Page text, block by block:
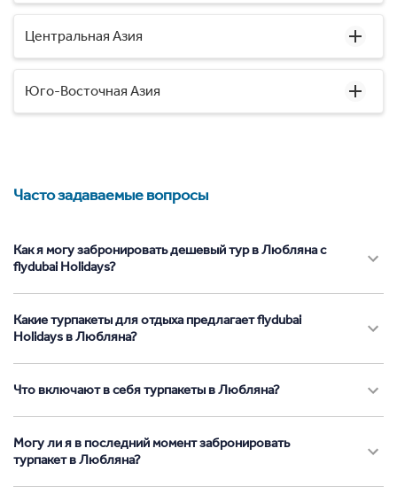
Центральная Азия
Юго-Восточная Азия
Часто задаваемые вопросы
Как я могу забронировать дешевый тур в Любляна с
flydubai Holidays?
Какие турпакеты для отдыха предлагает flydubai
Holidays в Любляна?
Что включают в себя турпакеты в Любляна?
Могу ли я в последний момент забронировать
турпакет в Любляна?